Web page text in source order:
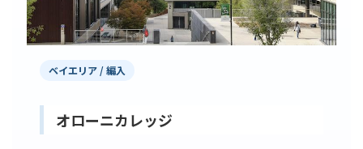
ベイエリア / 編入
オローニカレッジ